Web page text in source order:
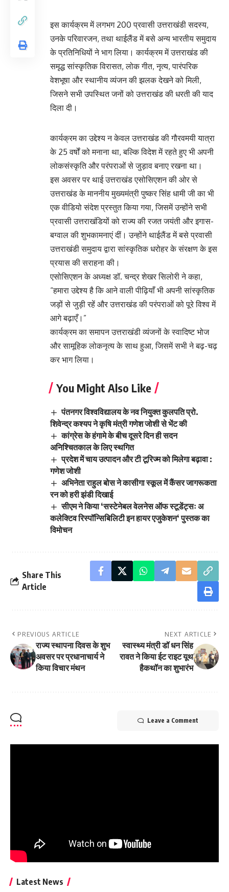
इस कार्यक्रम में लगभग 200 प्रवासी उत्तराखंडी सदस्य,
उनके परिवारजन, तथा थाईलैंड में बसे अन्य भारतीय समुदाय
के प्रतिनिधियों ने भाग लिया। कार्यक्रम में उत्तराखंड की
समृद्ध सांस्कृतिक विरासत, लोक गीत, नृत्य, पारंपरिक
वेशभूषा और स्थानीय व्यंजन की झलक देखने को मिली,
जिसने सभी उपस्थित जनों को उत्तराखंड की धरती की याद
दिला दी।
कार्यक्रम का उद्देश्य न केवल उत्तराखंड की गौरवमयी यात्रा
के 25 वर्षों को मनाना था, बल्कि विदेश में रहते हुए भी अपनी
लोकसंस्कृति और परंपराओं से जुड़ाव बनाए रखना था।
इस अवसर पर थाई उत्तराखंड एसोसिएशन की ओर से
उत्तराखंड के माननीय मुख्यमंत्री पुष्कर सिंह धामी जी का भी
एक वीडियो संदेश प्रस्तुत किया गया, जिसमें उन्होंने सभी
प्रवासी उत्तराखंडियों को राज्य की रजत जयंती और इगास-
बग्वाल की शुभकामनाएं दीं। उन्होंने थाईलैंड में बसे प्रवासी
उत्तराखंडी समुदाय द्वारा सांस्कृतिक धरोहर के संरक्षण के इस
प्रयास की सराहना की।
एसोसिएशन के अध्यक्ष डॉ. चन्द्र शेखर सिलोरी ने कहा,
“हमारा उद्देश्य है कि आने वाली पीढ़ियाँ भी अपनी सांस्कृतिक
जड़ों से जुड़ी रहें और उत्तराखंड की परंपराओं को पूरे विश्व में
आगे बढ़ाएँ।”
कार्यक्रम का समापन उत्तराखंडी व्यंजनों के स्वादिष्ट भोज
और सामूहिक लोकनृत्य के साथ हुआ, जिसमें सभी ने बढ़-चढ़
कर भाग लिया।
You Might Also Like
पंतनगर विश्वविद्यालय के नव नियुक्त कुलपति प्रो.
शिवेन्द्र कश्यप ने कृषि मंत्री गणेश जोशी से भेंट की
कांग्रेस के हंगामे के बीच दूसरे दिन ही सदन
अनिश्चितकाल के लिए स्थगित
प्रदेश में चाय उत्पादन और टी टूरिज्म को मिलेगा बढ़ावा :
गणेश जोशी
अभिनेता राहुल बोस ने कासीगा स्कूल में कैंसर जागरूकता
रन को हरी झंडी दिखाई
सीएम ने किया ‘सस्टेनेबल वेलनेस ऑफ स्टूडेंट्सः अ
कलेक्टिव रिस्पॉन्सिबिलिटी इन हायर एजुकेशन‘ पुस्तक का
विमोचन
Share This
Article
PREVIOUS ARTICLE
राज्य स्थापना दिवस के शुभ
अवसर पर प्रधानाचार्य ने
किया विचार मंथन
NEXT ARTICLE
स्वास्थ्य मंत्री डॉ धन सिंह
रावत ने किया ईट राइट यूथ
हैकथॉन का शुभारंभ
Leave a Comment
Latest News